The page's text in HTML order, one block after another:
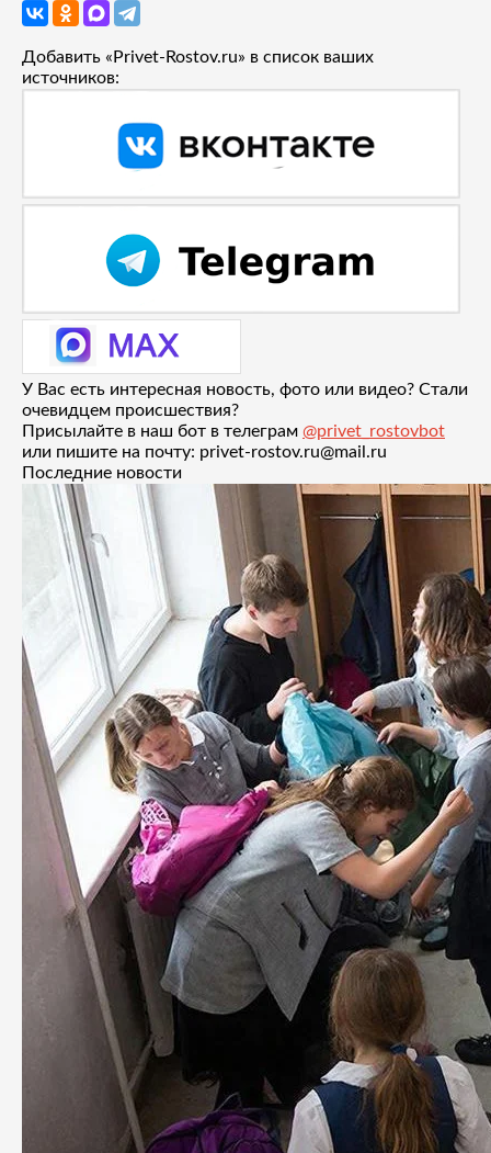
Добавить «Privet-Rostov.ru» в список ваших
источников:
У Вас есть интересная новость, фото или видео? Стали
очевидцем происшествия?
Присылайте в наш бот в телеграм @privet_rostovbot
или пишите на почту: privet-rostov.ru@mail.ru
Последние новости